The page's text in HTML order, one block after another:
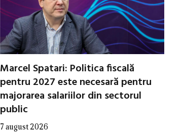
Marcel Spatari: Politica fiscală
pentru 2027 este necesară pentru
majorarea salariilor din sectorul
public
7 august 2026